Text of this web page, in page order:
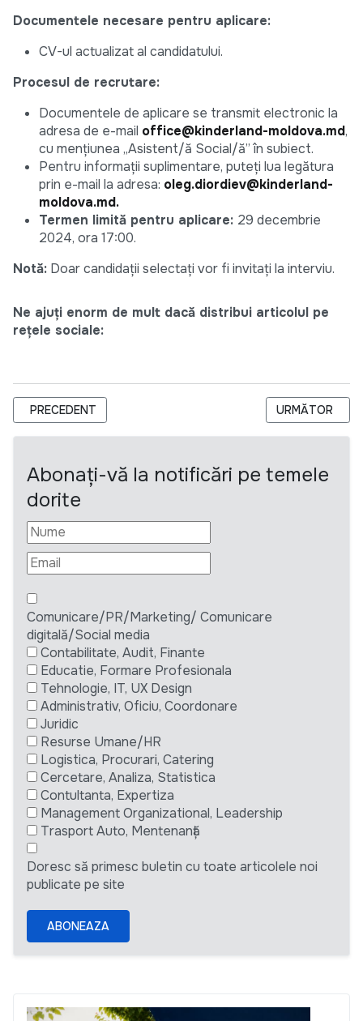
Documentele necesare pentru aplicare:
CV-ul actualizat al candidatului.
Procesul de recrutare:
Documentele de aplicare se transmit electronic la
adresa de e-mail office@kinderland-moldova.md,
cu mențiunea „Asistent/ă Social/ă” în subiect.
Pentru informații suplimentare, puteți lua legătura
prin e-mail la adresa: oleg.diordiev@kinderland-
moldova.md.
Termen limită pentru aplicare: 29 decembrie
2024, ora 17:00.
Notă: Doar candidații selectați vor fi invitați la interviu.
Ne ajuți enorm de mult dacă distribui articolul pe
rețele sociale:
ARTICOL PRECEDENT: UNFPA PROGRAMME FINANCE
PRECEDENT ARTICOLUL
URMĂTOR
Abonați-vă la notificări pe temele
dorite
Comunicare/PR/Marketing/ Comunicare
digitală/Social media
Contabilitate, Audit, Finante
Educatie, Formare Profesionala
Tehnologie, IT, UX Design
Administrativ, Oficiu, Coordonare
Juridic
Resurse Umane/HR
Logistica, Procurari, Catering
Cercetare, Analiza, Statistica
Contultanta, Expertiza
Management Organizational, Leadership
Trasport Auto, Mentenanță
Doresc să primesc buletin cu toate articolele noi
publicate pe site
ABONEAZA